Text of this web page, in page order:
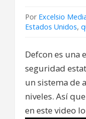
Por Excelsio
Estados Unidos,
Defcon es una
seguridad
un sistema de
niveles. Así
en este video